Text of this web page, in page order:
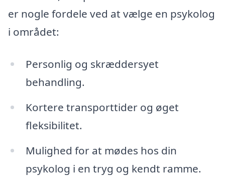
er nogle fordele ved at vælge en psykolog
i området:
Personlig og skræddersyet
behandling.
Kortere transporttider og øget
fleksibilitet.
Mulighed for at mødes hos din
psykolog i en tryg og kendt ramme.